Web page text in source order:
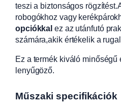
teszi a biztonságos rögzítést.
robogókhoz vagy
opciókkal ez az utánfutó
számára,akik értékelik a
Ez a termék kiváló minőségű
lenyűgöző.
Műszaki specifikációk